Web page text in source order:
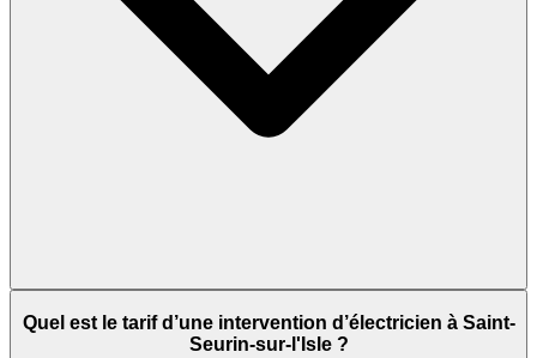
Quel est le tarif d’une intervention d’électricien à Saint-
Seurin-sur-l'Isle ?